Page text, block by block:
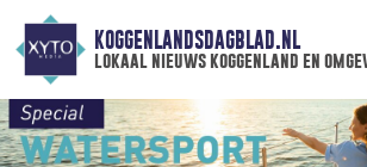
KOGGENLANDSDAGBLAD.NL
lokaal nieuws koggenland en